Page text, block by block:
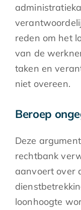
reden om het
van de
taken en
niet overeen.
Beroep
Deze
rechtbank
aanvoert over
loonhoogte